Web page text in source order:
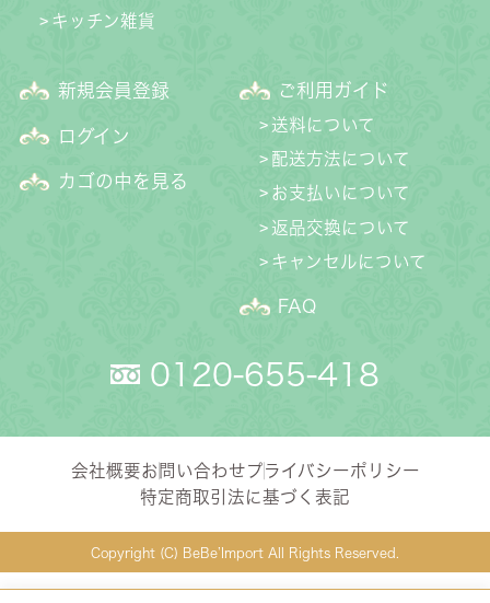
キッチン雑貨
新規会員登録
ログイン
カゴの中を見る
ご利用ガイド
送料について
配送方法について
お支払いについて
返品交換について
キャンセルについて
FAQ
0120-655-418
会社概要お問い合わせプライバシーポリシー
特定商取引法に基づく表記
Copyright (C) BeBe’Import All Rights Reserved.